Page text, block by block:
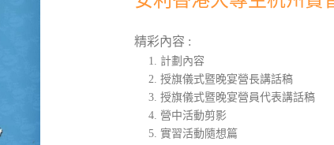
精彩內容 :
計劃內容
授旗儀式暨晚宴營長講話稿
授旗儀式暨晚宴營員代表講話稿
營中活動剪影
實習活動隨想篇